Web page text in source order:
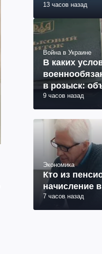
13 часов назад
Война в Украине
В каких
в розыск:
9 часов назад
Экономика
Кто из
начисление
7 часов назад